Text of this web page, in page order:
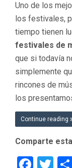
Uno de los
los festivales,
tiempo tienen
festivales de
que si todavía
simplemente
rincones de
los
Continue reading
Comparte